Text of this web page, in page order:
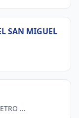
SAN MIGUEL
...